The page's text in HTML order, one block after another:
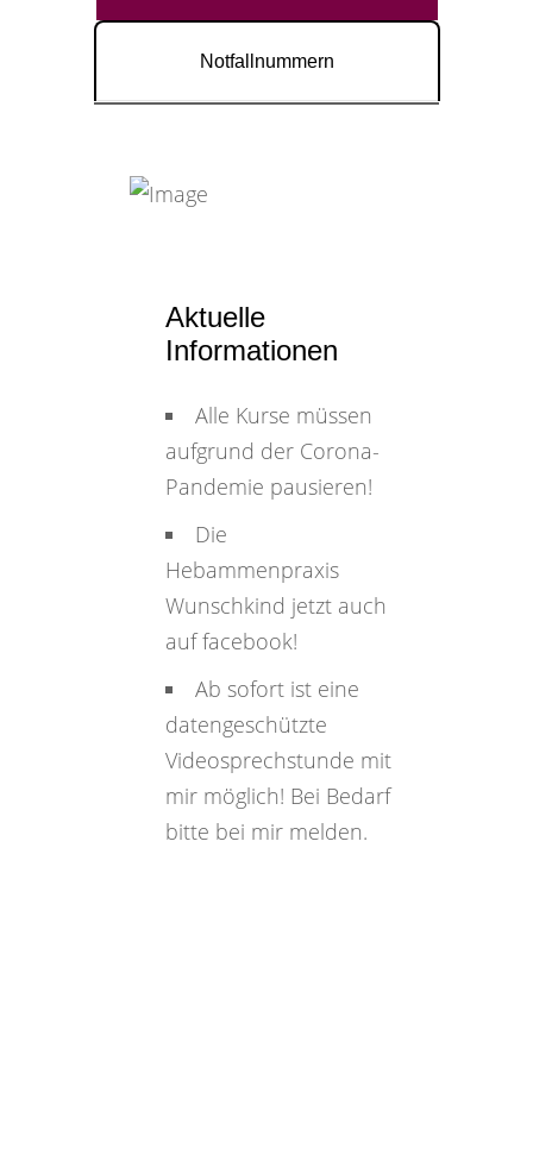
Notfallnummern
Aktuelle
Informationen
Alle Kurse müssen
aufgrund der Corona-
Pandemie pausieren!
Die
Hebammenpraxis
Wunschkind jetzt auch
auf facebook!
Ab sofort ist eine
datengeschützte
Videosprechstunde mit
mir möglich! Bei Bedarf
bitte bei mir melden.